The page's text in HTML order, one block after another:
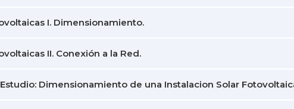
I. Dimensionamiento.
II. Conexión a la Red.
Dimensionamiento de una Instalacion Solar